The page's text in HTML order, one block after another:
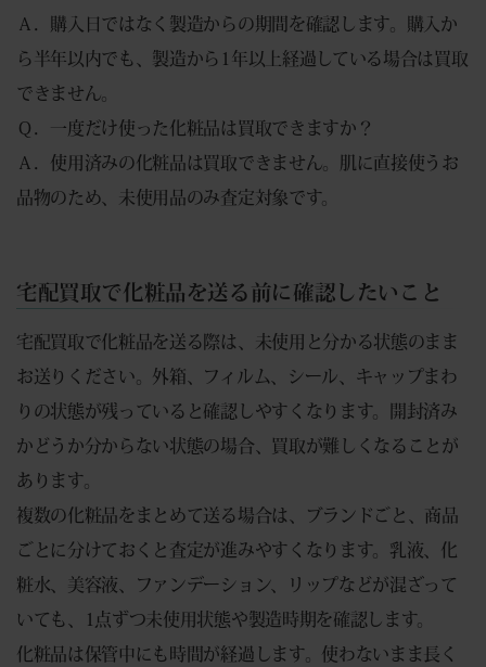
Ａ．購入日ではなく製造からの期間を確認します。購入か
ら半年以内でも、製造から1年以上経過している場合は買取
できません。
Ｑ．一度だけ使った化粧品は買取できますか？
Ａ．使用済みの化粧品は買取できません。肌に直接使うお
品物のため、未使用品のみ査定対象です。
宅配買取で化粧品を送る前に確認したいこと
宅配買取で化粧品を送る際は、未使用と分かる状態のまま
お送りください。外箱、フィルム、シール、キャップまわ
りの状態が残っていると確認しやすくなります。開封済み
かどうか分からない状態の場合、買取が難しくなることが
あります。
複数の化粧品をまとめて送る場合は、ブランドごと、商品
ごとに分けておくと査定が進みやすくなります。乳液、化
粧水、美容液、ファンデーション、リップなどが混ざって
いても、1点ずつ未使用状態や製造時期を確認します。
化粧品は保管中にも時間が経過します。使わないまま長く